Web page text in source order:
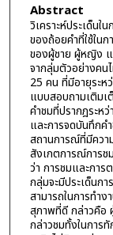
Abstract
วิเคราะห์ประเด็น
ของถ้อยคำที่ใช้ใน
ของผู้ชาย ผู้หญิง แ
จากลุ่มตัวอย่างคน
25 คน ที่มีอายุระห
แบบสอบถามเติมเ
คำชมที่ปรากฎระห
และการจดบันทึกค
สถานการณ์ที่มีควา
สังเกตการณ์การช
ว่า การชมและกา
กลุ่มจะมีประเด็นก
สามารถในการทำ
สุภาพที่ดี กล่าวคือ
กล่าวชมทั้งในการ